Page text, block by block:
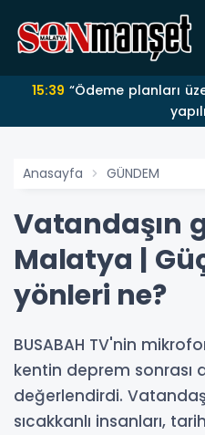
15:31Sadıkoğlu arz fazlası işyerlerini yeniden gündeme
Anasayfa GÜNDEM
Vatandaşın
Malatya |
yönleri ne?
BUSABAH TV'nin
kentin deprem sonrası
değerlendirdi.
sıcakkanlı insanları,